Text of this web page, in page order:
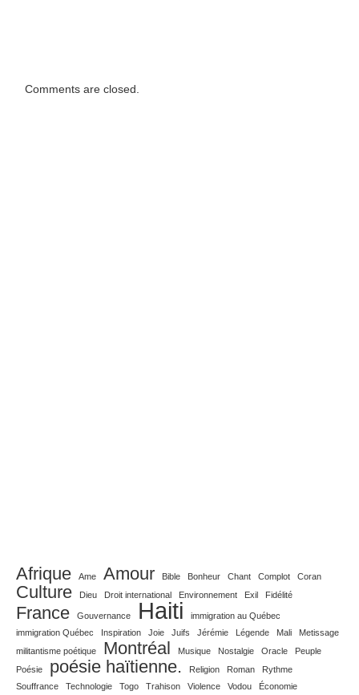
Comments are closed.
Afrique Ame Amour Bible Bonheur Chant Complot Coran
Culture Dieu Droit international Environnement Exil Fidélité
France Gouvernance Haiti
immigration au Québec
immigration Québec
Inspiration Joie Juifs Jérémie Légende Mali
Metissage
militantisme poétique
Montréal Musique Nostalgie Oracle
Peuple
Poésie
poésie haïtienne. Religion Roman
Rythme
Souffrance
Technologie Togo Trahison Violence Vodou Économie